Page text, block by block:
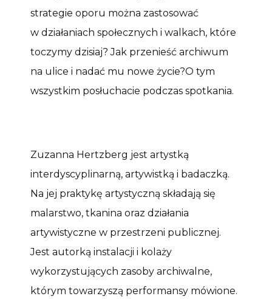
strategie oporu można zastosować
w działaniach społecznych i walkach, które
toczymy dzisiaj? Jak przenieść archiwum
na ulice i nadać mu nowe życie?O tym
wszystkim posłuchacie podczas spotkania.
Zuzanna Hertzberg jest artystką
interdyscyplinarną, artywistką i badaczką.
Na jej praktykę artystyczną składają się
malarstwo, tkanina oraz działania
artywistyczne w przestrzeni publicznej.
Jest autorką instalacji i kolaży
wykorzystujących zasoby archiwalne,
którym towarzyszą performansy mówione.